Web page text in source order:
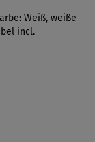
Weiß, weiße
incl.